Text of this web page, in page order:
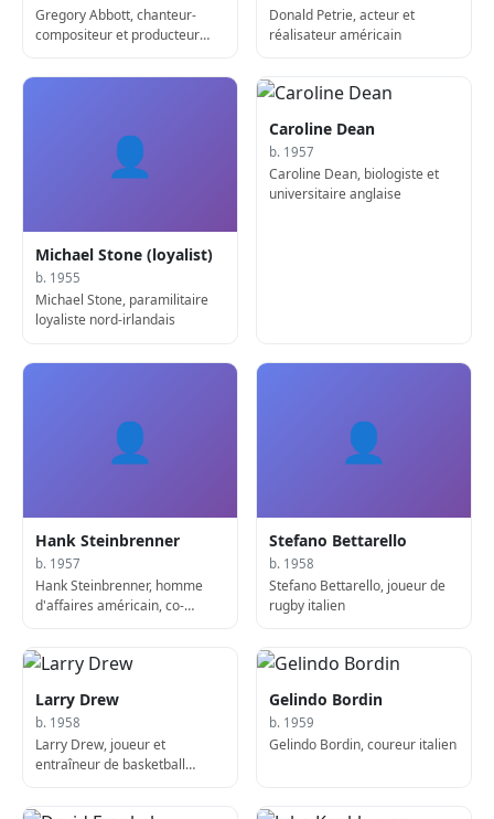
Gregory Abbott, chanteur-
compositeur et producteur
Donald Petrie, acteur et
réalisateur américain
👤
Michael Stone (loyalist)
b. 1955
Michael Stone, paramilitaire
loyaliste nord-irlandais
Caroline Dean
b. 1957
Caroline Dean, biologiste et
universitaire anglaise
👤
Hank Steinbrenner
b. 1957
Hank Steinbrenner, homme
d'affaires américain, co-
👤
Stefano Bettarello
b. 1958
Stefano Bettarello, joueur de
rugby italien
Larry Drew
b. 1958
Larry Drew, joueur et
entraîneur de basketball
Gelindo Bordin
b. 1959
Gelindo Bordin, coureur italien